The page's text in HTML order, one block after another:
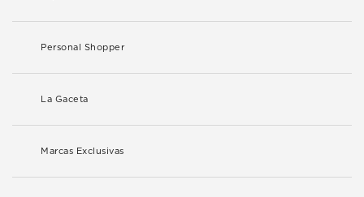
Personal Shopper
La Gaceta
Marcas Exclusivas